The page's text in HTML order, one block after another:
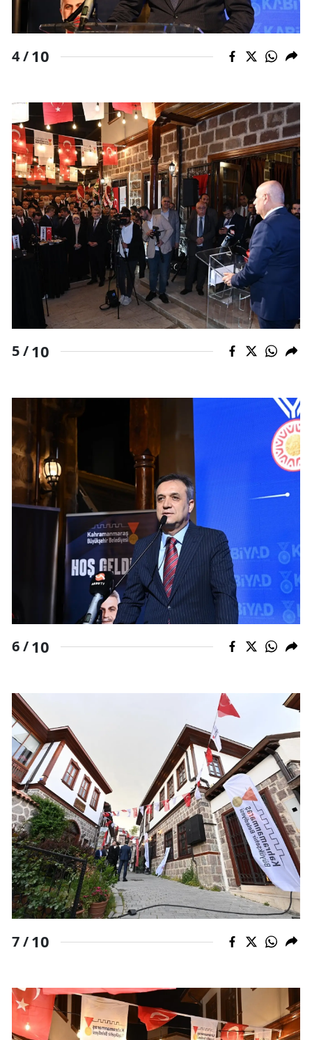
4 /10
5 /10
6 /10
7 /10